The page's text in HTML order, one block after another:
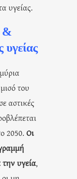
υγείας.
&
υγείας
του
αστικές
2050. Οι
υγεία,